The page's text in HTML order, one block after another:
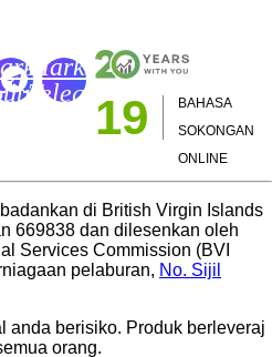
Markets
Telegram19
BAHASA
SOKONGAN
ONLINE
di British Virgin Islands
669838 dan dilesenkan oleh
Services Commission (BVI
pelaburan, No. Sijil
anda berisiko. Produk berleveraj
orang.